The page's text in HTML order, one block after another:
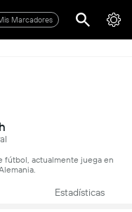
Marcadores
fútbol, actualmente juega en
Estadísticas